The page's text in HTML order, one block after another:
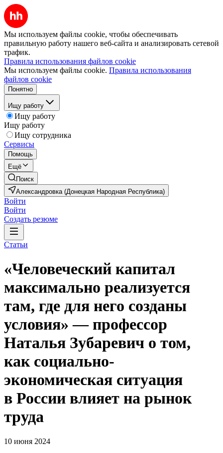
Мы используем файлы cookie, чтобы обеспечивать
правильную работу нашего веб-сайта и анализировать сетевой
трафик.
Правила использования файлов cookie
Мы используем файлы cookie. Правила использования
файлов cookie
Понятно
Ищу работу
Ищу работу
Ищу работу
Ищу сотрудника
Сервисы
Помощь
Ещё
Поиск
Александровка (Донецкая Народная Республика)
Войти
Войти
Создать резюме
Статьи
«Человеческий капитал
максимально реализуется
там, где для него созданы
условия» — профессор
Наталья Зубаревич о том,
как социально-
экономическая ситуация
в России влияет на рынок
труда
10 июня 2024